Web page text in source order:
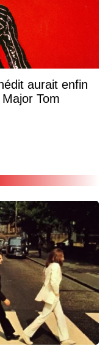
aurait enfin
Tom